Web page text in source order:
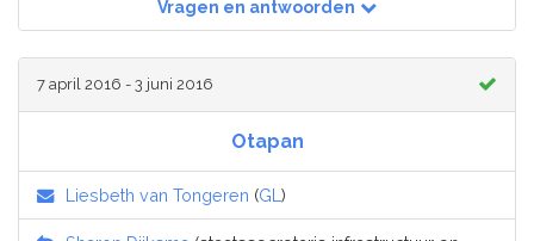
Vragen en antwoorden
7 april 2016 - 3 juni 2016
Otapan
Liesbeth van Tongeren (GL )